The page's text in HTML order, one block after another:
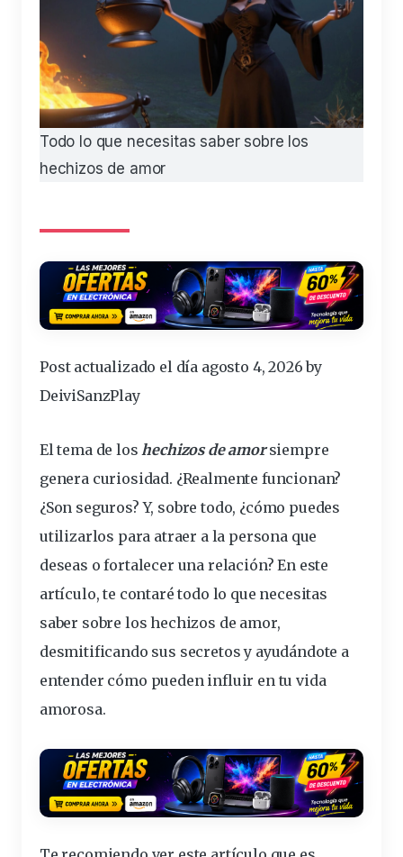
Todo lo que necesitas saber sobre los
hechizos de amor
Post actualizado el día agosto 4, 2026 by
DeiviSanzPlay
El tema de loshechizos de amorsiempre
genera curiosidad. ¿Realmente funcionan?
¿Son seguros? Y, sobre todo, ¿cómo puedes
utilizarlos para atraer a la persona que
deseas o fortalecer una relación? En este
artículo, te contaré todo lo que necesitas
saber sobre los hechizos de amor,
desmitificando sus secretos y ayudándote a
entender cómo pueden influir en tu vida
amorosa.